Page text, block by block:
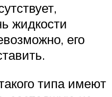
жидкости
его
типа имеют